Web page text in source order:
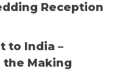
Reception
to India –
the Making